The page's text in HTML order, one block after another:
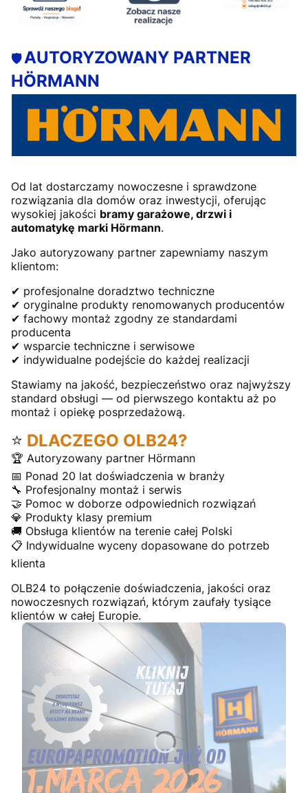
🛡️AUTORYZOWANY PARTNER
HÖRMANN
Od lat dostarczamy nowoczesne i sprawdzone
rozwiązania dla domów oraz inwestycji, oferując
wysokiej jakości bramy garażowe, drzwi i
automatykę marki Hörmann.
Jako autoryzowany partner zapewniamy naszym
klientom:
✔ profesjonalne doradztwo techniczne
✔ oryginalne produkty renomowanych producentów
✔ fachowy montaż zgodny ze standardami
producenta
✔ wsparcie techniczne i serwisowe
✔ indywidualne podejście do każdej realizacji
Stawiamy na jakość, bezpieczeństwo oraz najwyższy
standard obsługi — od pierwszego kontaktu aż po
montaż i opiekę posprzedażową.
⭐ DLACZEGO OLB24?
🏆 Autoryzowany partner Hörmann
📅 Ponad 20 lat doświadczenia w branży
🔧 Profesjonalny montaż i serwis
🤝 Pomoc w doborze odpowiednich rozwiązań
💎 Produkty klasy premium
🚚 Obsługa klientów na terenie całej Polski
📋 Indywidualne wyceny dopasowane do potrzeb
klienta
OLB24 to połączenie doświadczenia, jakości oraz
nowoczesnych rozwiązań, którym zaufały tysiące
klientów w całej Europie.